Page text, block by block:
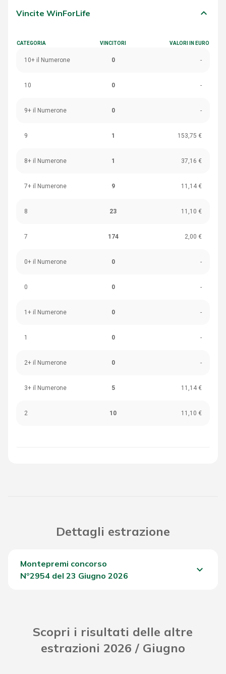
Vincite WinForLife keyboard_arrow_down
CATEGORIA VINCITORI VALORI IN EURO
10+ il Numerone 0 -
10 0 -
9+ il Numerone 0 -
9 1 153,75 €
8+ il Numerone 1 37,16 €
7+ il Numerone 9 11,14 €
8 23 11,10 €
7 174 2,00 €
0+ il Numerone 0 -
0 0 -
1+ il Numerone 0 -
1 0 -
2+ il Numerone 0 -
3+ il Numerone 5 11,14 €
2 10 11,10 €
Dettagli estrazione
Montepremi concorso
Nº2954 del 23 Giugno 2026
keyboard_arrow_down
Scopri i risultati delle altre
estrazioni 2026 / Giugno